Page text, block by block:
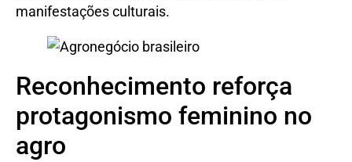
manifestações culturais.
Reconhecimento reforça
protagonismo feminino no
agro